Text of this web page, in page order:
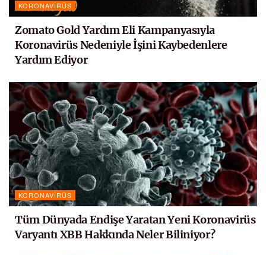
KORONAVIRÜS
Zomato Gold Yardım Eli Kampanyasıyla
Koronavirüs Nedeniyle İşini Kaybedenlere
Yardım Ediyor
KORONAVIRÜS
Tüm Dünyada Endişe Yaratan Yeni Koronavirüs
Varyantı XBB Hakkında Neler Biliniyor?